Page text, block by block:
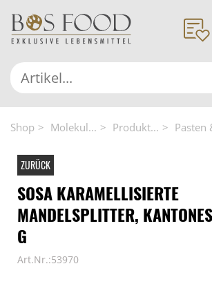
Shop Molekul... Produkt... Pasten
ZURÜCK
SOSA KARAMELLISIERTE
MANDELSPLITTER,
G
Art.Nr.:53970